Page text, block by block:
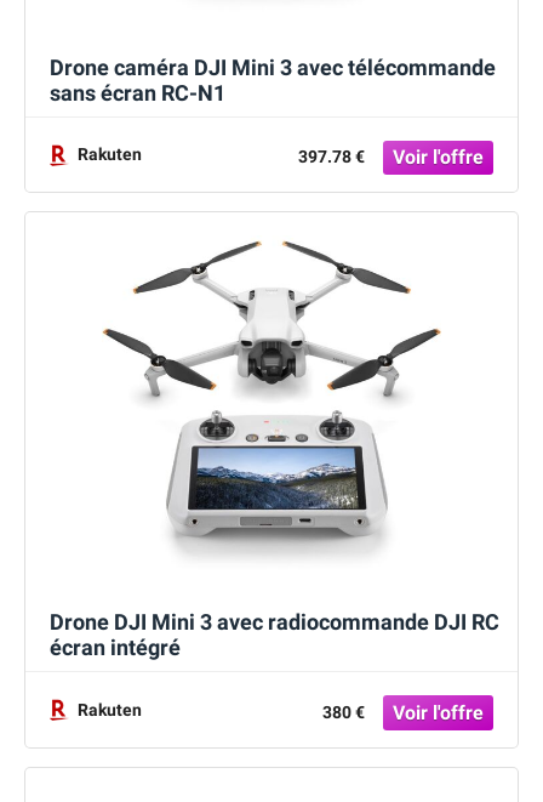
Drone caméra DJI Mini 3 avec télécommande
sans écran RC-N1
Rakuten 397.78 €
Drone DJI Mini 3 avec radiocommande DJI RC
écran intégré
Rakuten 380 €